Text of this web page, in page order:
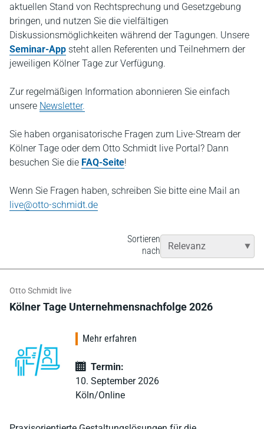
aktuellen Stand von Rechtsprechung und Gesetzgebung
bringen, und nutzen Sie die vielfältigen
Diskussionsmöglichkeiten während der Tagungen. Unsere
Seminar-App steht allen Referenten und Teilnehmern der
jeweiligen Kölner Tage zur Verfügung.
Zur regelmäßigen Information abonnieren Sie einfach
unsere Newsletter.
Sie haben organisatorische Fragen zum Live-Stream der
Kölner Tage oder dem Otto Schmidt live Portal? Dann
besuchen Sie die FAQ-Seite!
Wenn Sie Fragen haben, schreiben Sie bitte eine Mail an
live@otto-schmidt.de
Sortieren
nach
Otto Schmidt live
Kölner Tage Unternehmensnachfolge 2026
Mehr erfahren
Termin:
10. September 2026
Köln/Online